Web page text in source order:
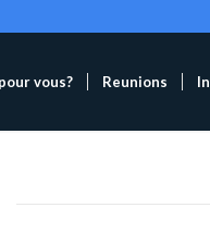
vous? Reunions